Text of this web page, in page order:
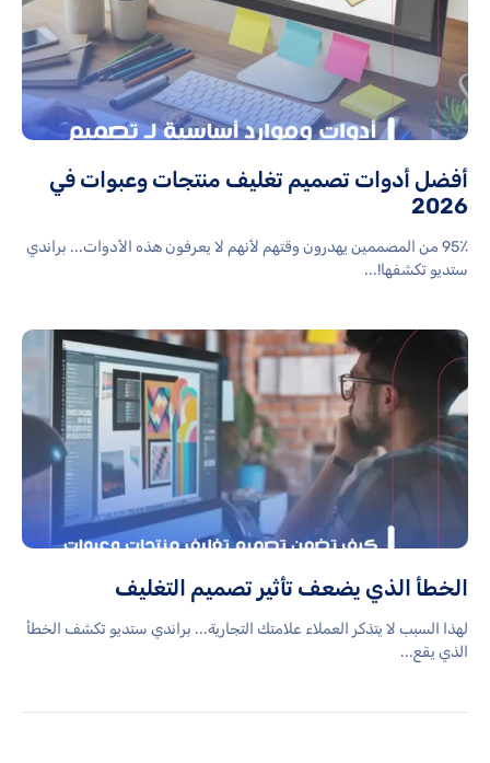
أفضل أدوات تصميم تغليف منتجات وعبوات في
2026
95٪ من المصممين يهدرون وقتهم لأنهم لا يعرفون هذه الأدوات... براندي
ستديو تكشفها!...
الخطأ الذي يضعف تأثير تصميم التغليف
لهذا السبب لا يتذكر العملاء علامتك التجارية... براندي ستديو تكشف الخطأ
الذي يقع...